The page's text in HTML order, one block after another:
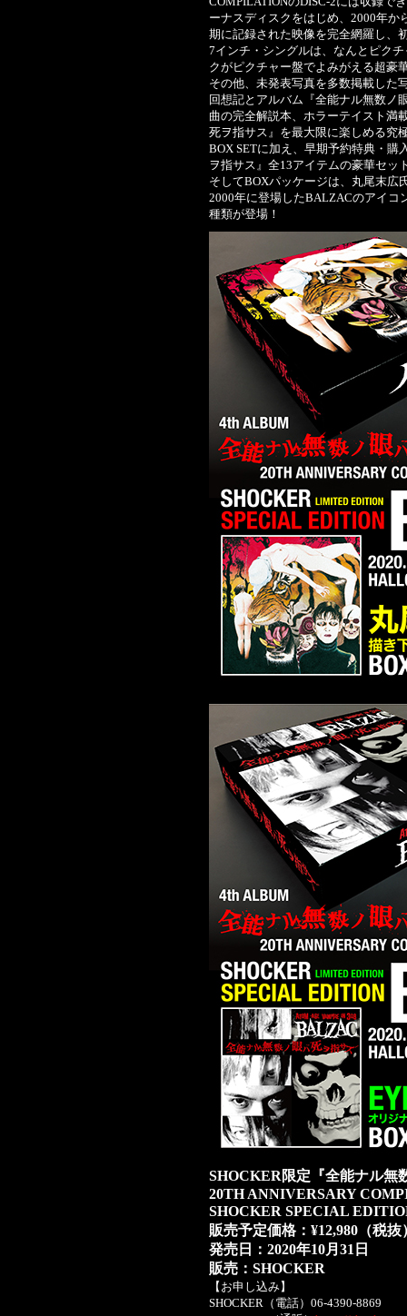
ーナスディスクをはじめ、2000年か
期に記録された映像を完全網羅し、
7インチ・シングルは、なんとピク
クがピクチャー盤でよみがえる超豪
その他、未発表写真を多数掲載した
回想記とアルバム『全能ナル無数ノ
曲の完全解説本、ホラーテイスト満
死ヲ指サス』を最大限に楽しめる究
BOX SETに加え、早期予約特典・
ヲ指サス』全13アイテムの豪華セッ
そしてBOXパッケージは、丸尾末広
2000年に登場したBALZACのアイコ
種類が登場！
SHOCKER限定『全能ナル無
20TH ANNIVERSARY
SHOCKER SPECIAL
販売予定価格：¥12,980（税抜
発売日：2020年10月31日
販売：SHOCKER
【お申し込み】
SHOCKER（電話）06-4390-8869